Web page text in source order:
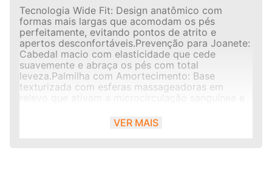
Tecnologia Wide Fit: Design anatômico com
formas mais largas que acomodam os pés
perfeitamente, evitando pontos de atrito e
apertos desconfortáveis.Prevenção para Joanete:
Cabedal macio com elasticidade que cede
suavemente e abraça os pés com total
leveza.Palmilha com Amortecimento: Base
texturizada com esferas massageadoras em
Anabela Estável: Salto médio emborrachado de
aproximadamente 5 cm que distribui o peso
VER MAIS